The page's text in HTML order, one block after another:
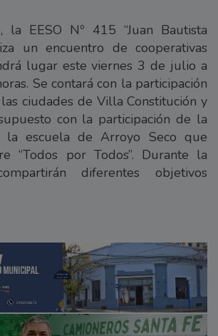
la EESO Nº 415 “Juan Bautista
un encuentro de cooperativas
lugar este viernes 3 de julio a
Se contará con la participación
ciudades de Villa Constitución y
con la participación de la
la escuela de Arroyo Seco que
“Todos por Todos”. Durante la
diferentes objetivos